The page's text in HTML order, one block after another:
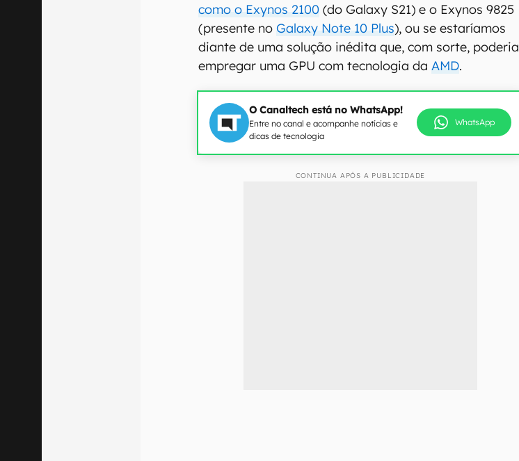
como o Exynos 2100 (do Galaxy S21) e o Exynos 9825
(presente noGalaxy Note 10 Plus), ou se estaríamos
diante de uma solução inédita que, com sorte, poderia
empregar uma GPU com tecnologia daAMD.
O Canaltech está no WhatsApp!
Entre no canal e acompanhe notícias e
dicas de tecnologia
WhatsApp
CONTINUA APÓS A PUBLICIDADE